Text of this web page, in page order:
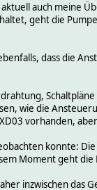
auch meine
geht die
dass die
wie die
vorhanden,
konnte:
Moment geht
inzwischen das